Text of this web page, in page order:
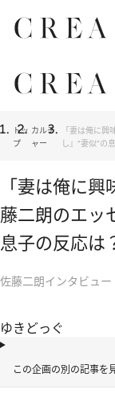
トッ
プ
カルチ
ャー
「妻は俺に
し』“妻似”の
「妻は俺に
藤二朗のエッ
息子の反応は
佐藤二朗インタビュ
ゆきどっぐ
この企画の別の記事を